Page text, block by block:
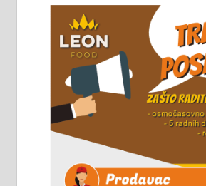
информација доћи
стовариште у улици
Горког 26 сваког радног
8 до 15 часова. 063/465-045
Чистим све врсте
061/32-13-445